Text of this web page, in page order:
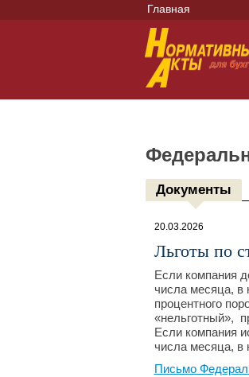
Главная
Документы
20.03.2026
Льготы по
Если компания
числа месяца, в
процентного
«нельготный»,
Если компания
числа месяца, в
Письмо